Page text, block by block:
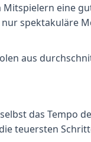
eine
spektakuläre
aus
das Tempo
teuersten